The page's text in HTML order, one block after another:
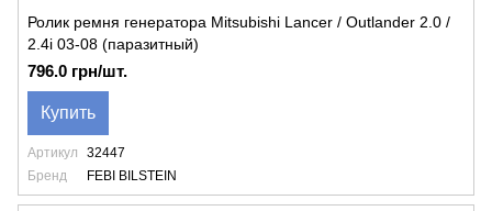
Ролик ремня генератора Mitsubishi Lancer / Outlander 2.0 /
2.4i 03-08 (паразитный)
796.0 грн/шт.
Купить
Артикул
32447
Бренд
FEBI BILSTEIN